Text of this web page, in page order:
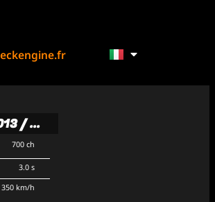
/ ...
700 ch
3.0 s
350 km/h